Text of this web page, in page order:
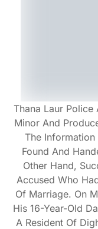
Thana Laur Police
Minor And
The Information
Found And
Other Hand,
Accused Who
Of Marriage. On
His 16-Year-Old
A Resident Of